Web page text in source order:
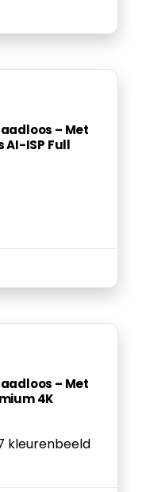
– Met
AI-ISP Full
– Met
4K
kleurenbeeld